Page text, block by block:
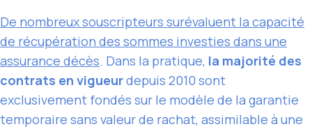
De nombreux souscripteurs surévaluent la capacité
de récupération des sommes investies dans une
assurance décès. Dans la pratique, la majorité des
contrats en vigueurdepuis 2010 sont
exclusivement fondés sur le modèle de la garantie
temporaire sans valeur de rachat, assimilable à une